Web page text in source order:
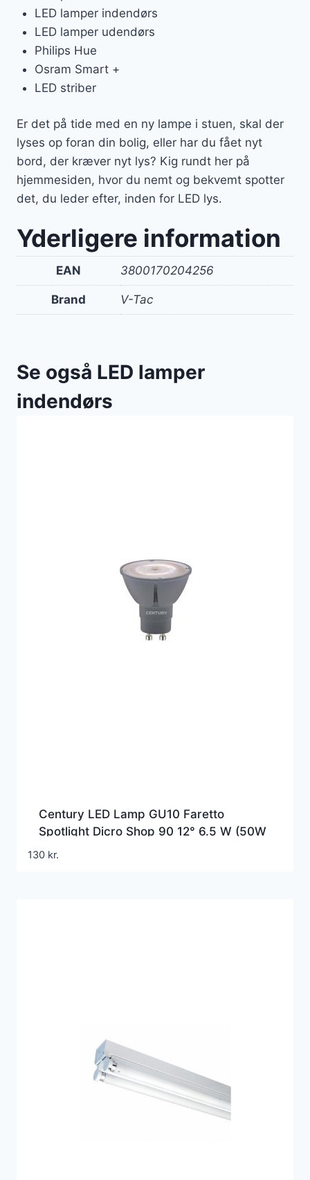
LED lamper indendørs
LED lamper udendørs
Philips Hue
Osram Smart +
LED striber
Er det på tide med en ny lampe i stuen, skal der
lyses op foran din bolig, eller har du fået nyt
bord, der kræver nyt lys? Kig rundt her på
hjemmesiden, hvor du nemt og bekvemt spotter
det, du leder efter, inden for LED lys.
Yderligere information
EAN 3800170204256
Brand V-Tac
Se også LED lamper
indendørs
Century LED Lamp GU10 Faretto
Spotlight Dicro Shop 90 12° 6.5 W (50W
ALO) 500 lm 3000K
130 kr.